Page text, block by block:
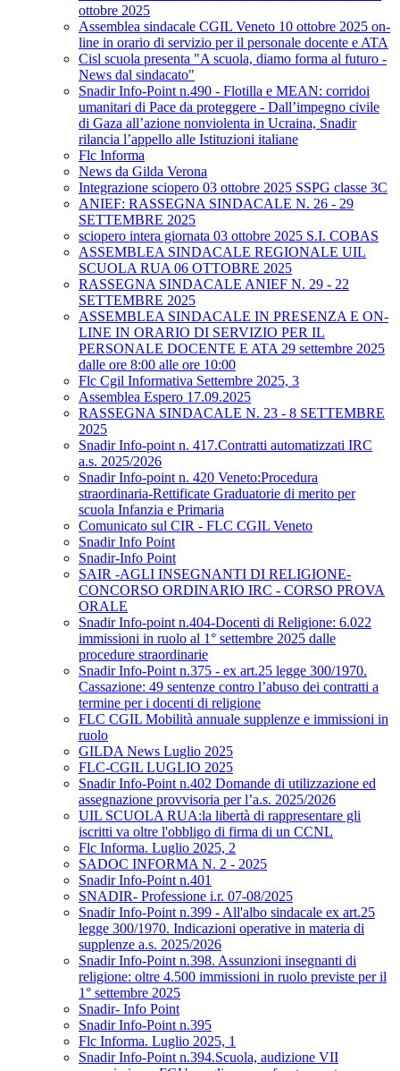
ottobre 2025
Assemblea sindacale CGIL Veneto 10 ottobre 2025 on-
line in orario di servizio per il personale docente e ATA
Cisl scuola presenta "A scuola, diamo forma al futuro -
News dal sindacato"
Snadir Info-Point n.490 - Flotilla e MEAN: corridoi
umanitari di Pace da proteggere - Dall’impegno civile
di Gaza all’azione nonviolenta in Ucraina, Snadir
rilancia l’appello alle Istituzioni italiane
Flc Informa
News da Gilda Verona
Integrazione sciopero 03 ottobre 2025 SSPG classe 3C
ANIEF: RASSEGNA SINDACALE N. 26 - 29
SETTEMBRE 2025
sciopero intera giornata 03 ottobre 2025 S.I. COBAS
ASSEMBLEA SINDACALE REGIONALE UIL
SCUOLA RUA 06 OTTOBRE 2025
RASSEGNA SINDACALE ANIEF N. 29 - 22
SETTEMBRE 2025
ASSEMBLEA SINDACALE IN PRESENZA E ON-
LINE IN ORARIO DI SERVIZIO PER IL
PERSONALE DOCENTE E ATA 29 settembre 2025
dalle ore 8:00 alle ore 10:00
Flc Cgil Informativa Settembre 2025, 3
Assemblea Espero 17.09.2025
RASSEGNA SINDACALE N. 23 - 8 SETTEMBRE
2025
Snadir Info-point n. 417.Contratti automatizzati IRC
a.s. 2025/2026
Snadir Info-point n. 420 Veneto:Procedura
straordinaria-Rettificate Graduatorie di merito per
scuola Infanzia e Primaria
Comunicato sul CIR - FLC CGIL Veneto
Snadir Info Point
Snadir-Info Point
SAIR -AGLI INSEGNANTI DI RELIGIONE-
CONCORSO ORDINARIO IRC - CORSO PROVA
ORALE
Snadir Info-point n.404-Docenti di Religione: 6.022
immissioni in ruolo al 1° settembre 2025 dalle
procedure straordinarie
Snadir Info-Point n.375 - ex art.25 legge 300/1970.
Cassazione: 49 sentenze contro l’abuso dei contratti a
termine per i docenti di religione
FLC CGIL Mobilità annuale supplenze e immissioni in
ruolo
GILDA News Luglio 2025
FLC-CGIL LUGLIO 2025
Snadir Info-Point n.402 Domande di utilizzazione ed
assegnazione provvisoria per l’a.s. 2025/2026
UIL SCUOLA RUA:la libertà di rappresentare gli
iscritti va oltre l'obbligo di firma di un CCNL
Flc Informa. Luglio 2025, 2
SADOC INFORMA N. 2 - 2025
Snadir Info-Point n.401
SNADIR- Professione i.r. 07-08/2025
Snadir Info-Point n.399 - All'albo sindacale ex art.25
legge 300/1970. Indicazioni operative in materia di
supplenze a.s. 2025/2026
Snadir Info-Point n.398. Assunzioni insegnanti di
religione: oltre 4.500 immissioni in ruolo previste per il
1° settembre 2025
Snadir- Info Point
Snadir Info-Point n.395
Flc Informa. Luglio 2025, 1
Snadir Info-Point n.394.Scuola, audizione VII